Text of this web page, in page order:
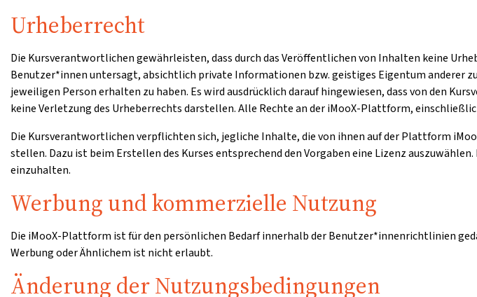
Urheberrecht
Die Kursverantwortlichen gewährleisten, dass durch das Veröffentlichen von Inhalten keine
Benutzer*innen untersagt, absichtlich private Informationen bzw. geistiges Eigentum anderer
jeweiligen Person erhalten zu haben. Es wird ausdrücklich darauf hingewiesen, dass von den
keine Verletzung des Urheberrechts darstellen. Alle Rechte an der iMooX-Plattform,
Die Kursverantwortlichen verpflichten sich, jegliche Inhalte, die von ihnen auf der Plattform
stellen. Dazu ist beim Erstellen des Kurses entsprechend den Vorgaben eine Lizenz
einzuhalten.
Werbung und kommerzielle Nutzung
Die iMooX-Plattform ist für den persönlichen Bedarf innerhalb der Benutzer*innenrichtlinien
Werbung oder Ähnlichem ist nicht erlaubt.
Änderung der Nutzungsbedingungen